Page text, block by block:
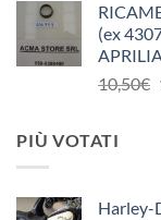
(ex
10,50€
PIÙ VOTATI
Harley-